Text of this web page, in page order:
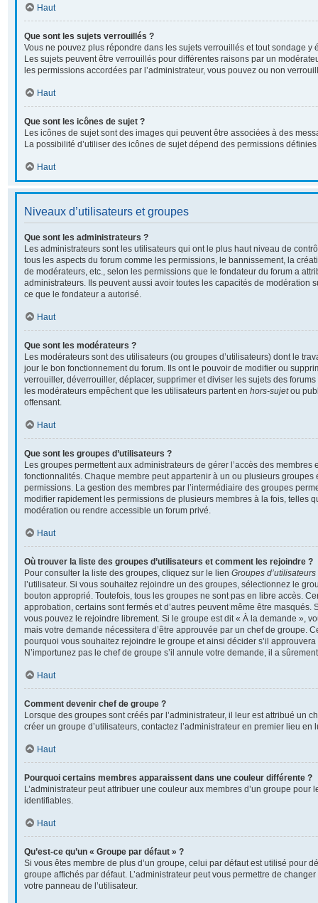
Haut
Que sont les sujets verrouillés ?
Vous ne pouvez plus répondre dans les sujets verrouillés et tout sondage y
Les sujets peuvent être verrouillés pour différentes raisons par un
les permissions accordées par l’administrateur, vous pouvez ou non
Haut
Que sont les icônes de sujet ?
Les icônes de sujet sont des images qui peuvent être associées à des
La possibilité d’utiliser des icônes de sujet dépend des permissions définies
Haut
Niveaux d’utilisateurs et groupes
Que sont les administrateurs ?
Les administrateurs sont les utilisateurs qui ont le plus haut niveau de
tous les aspects du forum comme les permissions, le bannissement, la
de modérateurs, etc., selon les permissions que le fondateur du forum a
administrateurs. Ils peuvent aussi avoir toutes les capacités de modération
ce que le fondateur a autorisé.
Haut
Que sont les modérateurs ?
Les modérateurs sont des utilisateurs (ou groupes d’utilisateurs) dont le
jour le bon fonctionnement du forum. Ils ont le pouvoir de modifier ou
verrouiller, déverrouiller, déplacer, supprimer et diviser les sujets des
les modérateurs empêchent que les utilisateurs partent en hors-sujetou
offensant.
Haut
Que sont les groupes d’utilisateurs ?
Les groupes permettent aux administrateurs de gérer l’accès des membres
fonctionnalités. Chaque membre peut appartenir à un ou plusieurs groupes
permissions. La gestion des membres par l’intermédiaire des groupes
modifier rapidement les permissions de plusieurs membres à la fois, telles
modération ou rendre accessible un forum privé.
Haut
Où trouver la liste des groupes d’utilisateurs et comment les rejoindre ?
Pour consulter la liste des groupes, cliquez sur le lien Groupes d’utilisateurs
l’utilisateur. Si vous souhaitez rejoindre un des groupes, sélectionnez le
bouton approprié. Toutefois, tous les groupes ne sont pas en libre accès.
approbation, certains sont fermés et d’autres peuvent même être masqués.
vous pouvez le rejoindre librement. Si le groupe est dit « À la demande »,
mais votre demande nécessitera d’être approuvée par un chef de groupe.
pourquoi vous souhaitez rejoindre le groupe et ainsi décider s’il
N’importunez pas le chef de groupe s’il annule votre demande, il a
Haut
Comment devenir chef de groupe ?
Lorsque des groupes sont créés par l’administrateur, il leur est attribué un
créer un groupe d’utilisateurs, contactez l’administrateur en premier lieu
Haut
Pourquoi certains membres apparaissent dans une couleur différente ?
L’administrateur peut attribuer une couleur aux membres d’un groupe pour
identifiables.
Haut
Qu’est-ce qu’un « Groupe par défaut » ?
Si vous êtes membre de plus d’un groupe, celui par défaut est utilisé pour
groupe affichés par défaut. L’administrateur peut vous permettre de
votre panneau de l’utilisateur.